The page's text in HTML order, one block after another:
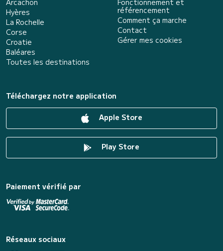
Hyères
La Rochelle
Corse
Croatie
Baléares
Toutes les destinations
référencement
Comment ça marche
Contact
Gérer mes cookies
Téléchargez notre application
Apple Store
Play Store
Paiement vérifié par
Réseaux sociaux